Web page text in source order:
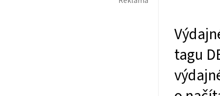
tagu